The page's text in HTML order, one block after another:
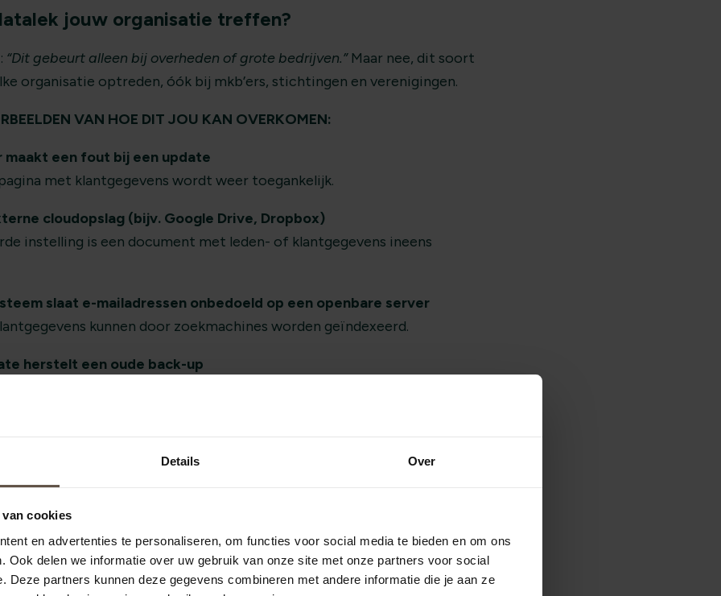
Details Over
cookies
en advertenties te personaliseren, om functies voor social media te bieden en om ons
Ook delen we informatie over uw gebruik van onze site met onze partners voor social
Deze partners kunnen deze gegevens combineren met andere informatie die je aan ze
jouw organisatie treffen?
“Dit gebeurt alleen bij overheden of grote bedrijven.”Maar nee, dit soort
organisatie optreden, óók bij mkb’ers, stichtingen en verenigingen.
VAN HOE DIT JOU KAN OVERKOMEN:
een fout bij een update
met klantgegevens wordt weer toegankelijk.
cloudopslag (bijv. Google Drive, Dropbox)
instelling is een document met leden- of klantgegevens ineens
slaat e-mailadressen onbedoeld op een openbare server
kunnen door zoekmachines worden geïndexeerd.
herstelt een oude back-up
scenario’s. Dit soort fouten gebeuren wekelijks en kunnen flinke
een datalek door een externe leverancier?